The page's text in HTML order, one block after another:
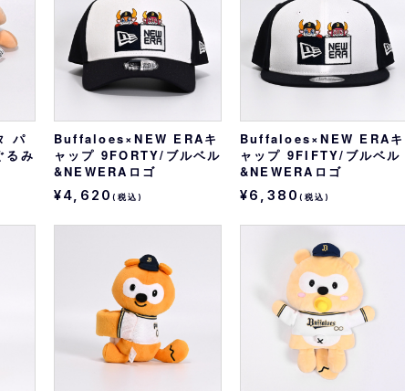
パ
るみ
Buffaloes×NEW ERAキ
ャップ 9FORTY/ブルベル
&NEWERAロゴ
¥4,620(税込)
Buffaloes×NEW ERAキ
ャップ 9FIFTY/ブルベル
&NEWERAロゴ
¥6,380(税込)